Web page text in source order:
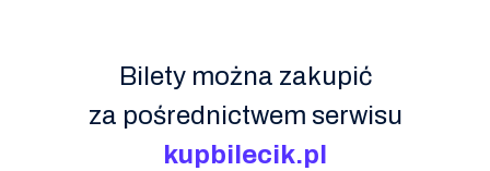
Bilety można zakupić
za pośrednictwem serwisu
kupbilecik.pl